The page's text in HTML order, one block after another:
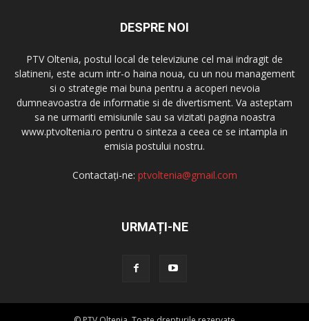
DESPRE NOI
PTV Oltenia, postul local de televiziune cel mai indragit de
slatineni, este acum intr-o haina noua, cu un nou management
si o strategie mai buna pentru a acoperi nevoia
dumneavoastra de informatie si de divertisment. Va asteptam
sa ne urmariti emisiunile sau sa vizitati pagina noastra
www.ptvoltenia.ro pentru o sinteza a ceea ce se intampla in
emisia postului nostru.
Contactați-ne: ptvoltenia@gmail.com
URMAȚI-NE